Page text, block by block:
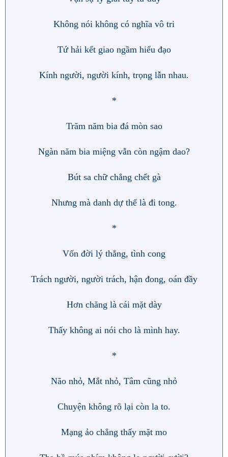
Không nói không có nghĩa vô tri
Tứ hải kết giao ngầm hiểu đạo
Kính người, người kính, trọng lẫn nhau.
*
Trăm năm bia đá mòn sao
Ngàn năm bia miệng vẫn còn ngậm dao?
Bút sa chữ chẳng chết gà
Nhưng mà danh dự thế là đi tong.
*
Vốn đời lý thẳng, tình cong
Trách người, người trách, hận đong, oán đầy
Hơn chăng là cái mặt dày
Thấy không ai nói cho là mình hay.
*
Não nhỏ, Mắt nhỏ, Tâm cũng nhỏ
Chuyện không rõ lại còn la to.
Mạng ảo chẳng thấy mặt mo